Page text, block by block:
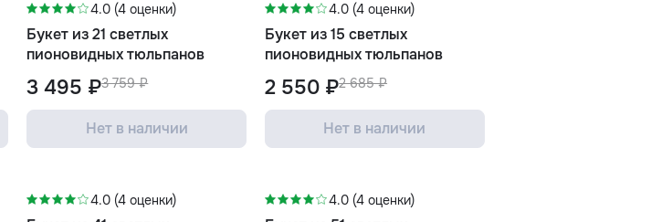
4.0 (4 оценки)
Букет из 21 светлых
пионовидных тюльпанов
3 759 ₽
3 495 ₽
Нет в наличии
4.0 (4 оценки)
Букет из 15 светлых
пионовидных тюльпанов
2 685 ₽
2 550 ₽
Нет в наличии
4.0 (4 оценки) 4.0 (4 оценки)